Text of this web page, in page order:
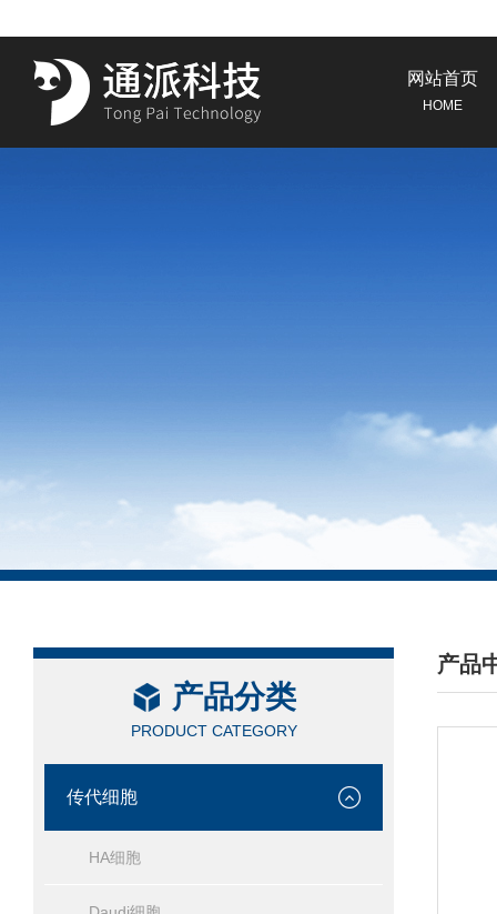
网站首页
HOME
产品分类
PRODUCT CATEGORY
传代细胞
HA细胞
产品
/